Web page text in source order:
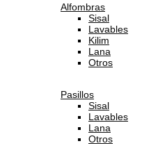
Alfombras
Sisal
Lavables
Kilim
Lana
Otros
Pasillos
Sisal
Lavables
Lana
Otros